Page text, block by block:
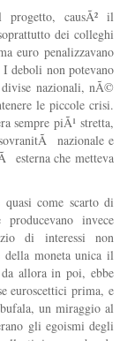
progetto, causÃ² il
dei colleghi
euro penalizzavano
deboli non potevano
nazionali, nÃ©
le piccole crisi.
sempre piÃ¹ stretta,
nazionale e
esterna che metteva
come scarto di
invece
di interessi non
della moneta unica il
da allora in poi, ebbe
euroscettici prima, e
un miraggio al
gli egoismi degli